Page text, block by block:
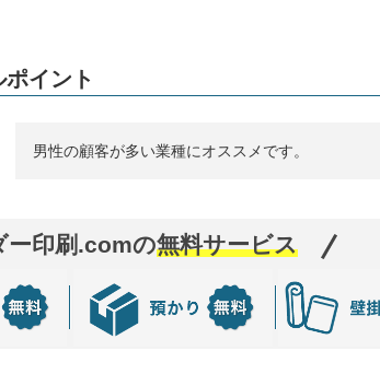
イント
男性の顧客が多い業種にオススメです。
ー印刷.comの無料サービス